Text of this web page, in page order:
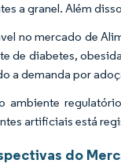
a granel. Além
no mercado de
de diabetes,
a demanda por
ambiente
artificiais está
do